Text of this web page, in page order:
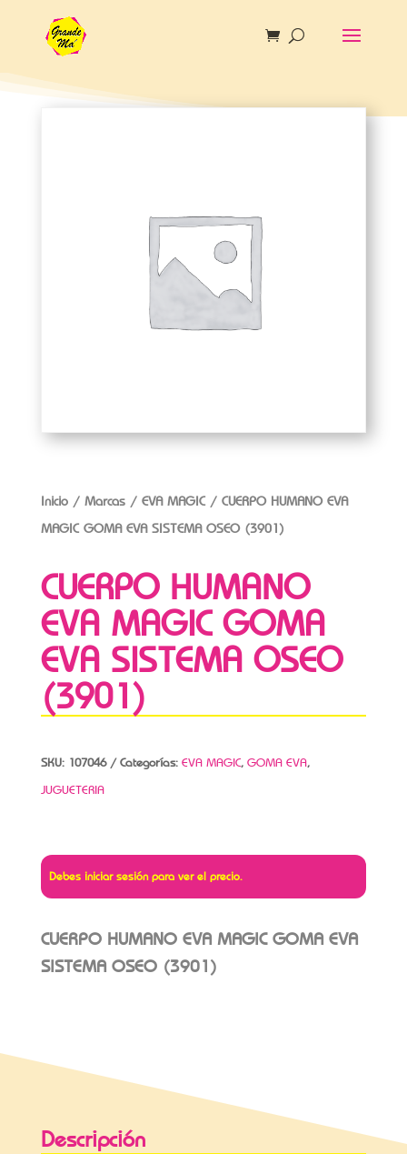
Inicio/ Marcas/ EVA MAGIC/ CUERPO HUMANO EVA
MAGIC GOMA EVA SISTEMA OSEO (3901)
CUERPO HUMANO
EVA MAGIC GOMA
EVA SISTEMA OSEO
(3901)
SKU: 107046 Categorías: EVA MAGIC, GOMA EVA,
JUGUETERIA
Debes iniciar sesión para ver el precio.
CUERPO HUMANO EVA MAGIC GOMA EVA
SISTEMA OSEO (3901)
Descripción